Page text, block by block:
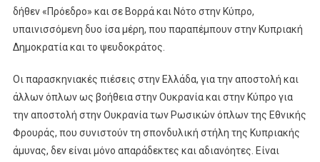
δήθεν «Πρόεδρο» και σε Βορρά και Νότο στην Κύπρο,
υπαινισσόμενη δυο ίσα μέρη, που παραπέμπουν στην Κυπριακή
Δημοκρατία και το ψευδοκράτος.
Οι παρασκηνιακές πιέσεις στην Ελλάδα, για την αποστολή και
άλλων όπλων ως βοήθεια στην Ουκρανία και στην Κύπρο για
την αποστολή στην Ουκρανία των Ρωσικών όπλων της Εθνικής
Φρουράς, που συνιστούν τη σπονδυλική στήλη της Κυπριακής
άμυνας, δεν είναι μόνο απαράδεκτες και αδιανόητες. Είναι